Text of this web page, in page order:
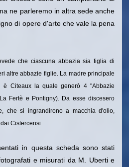
ne parleremo in altra sede anche
di opere d'arte che vale la pena
che ciascuna abbazia sia figlia di
altre abbazie figlie. La madre principale
è Citeaux la quale generò 4 "Abbazie
Fertè e Pontigny). Da esse discesero
che si ingrandirono a macchia d'olio,
Cistercensi.
in questa scheda sono stati
e misurati da M. Uberti e